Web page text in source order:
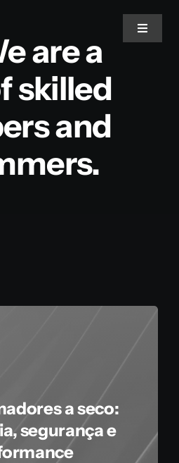
Toggle
are a
skilled
and
a seco:
segurança e